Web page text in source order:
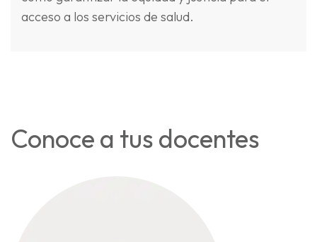
acceso a los servicios de salud.
Conoce a tus docentes